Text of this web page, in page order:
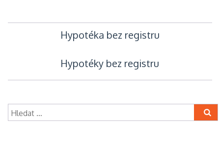
NavigaceHypotéka bez registru
Hypotéky bez registru
Vyhledávání